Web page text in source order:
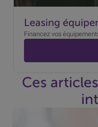
Leasing
Financez vos
Ces